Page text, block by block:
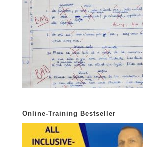
Online-Training Bestseller